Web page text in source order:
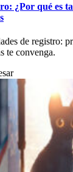
¿Por qué es
de registro:
te convenga.